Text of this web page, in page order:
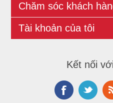
Chăm sóc khách
Tài khoản của tôi
Kết nối